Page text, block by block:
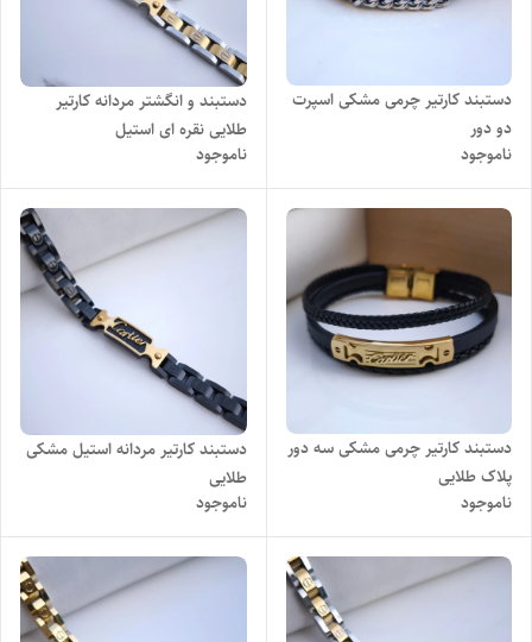
دستبند کارتیر چرمی مشکی اسپرت
دو دور
ناموجود
دستبند و انگشتر مردانه کارتیر
طلایی نقره ای استیل
ناموجود
دستبند کارتیر چرمی مشکی سه دور
پلاک طلایی
ناموجود
دستبند کارتیر مردانه استیل مشکی
طلایی
ناموجود